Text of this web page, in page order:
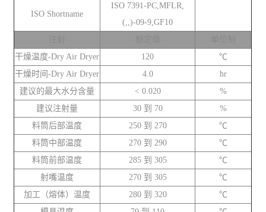
ISO Shortname
ISO 7391-PC,MFLR,
(,,)-09-9,GF10
干燥温度-Dry Air Dryer
120
℃
干燥时间-Dry Air Dryer
4.0
hr
建议的最大水分含量
< 0.020
%
建议注射量
30 到 70
%
料筒后部温度
250 到 270
℃
料筒中部温度
270 到 290
℃
料筒前部温度
285 到 305
℃
射嘴温度
270 到 305
℃
加工（熔体）温度
280 到 320
℃